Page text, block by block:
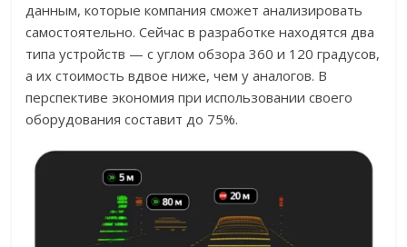
данным, которые компания сможет анализировать
самостоятельно. Сейчас в разработке находятся два
типа устройств — с углом обзора 360 и 120 градусов,
а их стоимость вдвое ниже, чем у аналогов. В
перспективе экономия при использовании своего
оборудования составит до 75%.